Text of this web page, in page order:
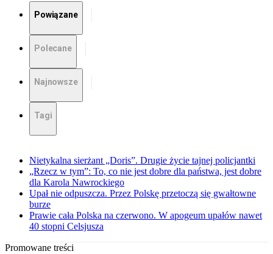
Powiązane
Polecane
Najnowsze
Tagi
Nietykalna sierżant „Doris”. Drugie życie tajnej policjantki
„Rzecz w tym”: To, co nie jest dobre dla państwa, jest dobre
dla Karola Nawrockiego
Upał nie odpuszcza. Przez Polskę przetoczą się gwałtowne
burze
Prawie cała Polska na czerwono. W apogeum upałów nawet
40 stopni Celsjusza
Promowane treści